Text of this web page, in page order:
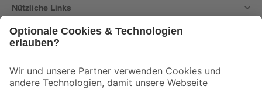
Nützliche Links
Der toom Newsletter: Keine Angebote und Aktionen mehr verpassen!